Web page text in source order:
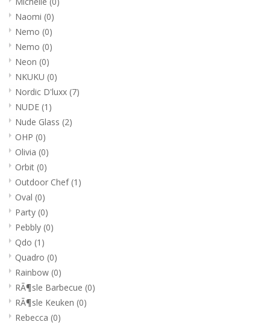
Naomi (0)
Nemo (0)
Nemo (0)
Neon (0)
NKUKU (0)
Nordic D'luxx (7)
NUDE (1)
Nude Glass (2)
OHP (0)
Olivia (0)
Orbit (0)
Outdoor Chef (1)
Oval (0)
Party (0)
Pebbly (0)
Qdo (1)
Quadro (0)
Rainbow (0)
RÃ¶sle Barbecue (0)
RÃ¶sle Keuken (0)
Rebecca (0)